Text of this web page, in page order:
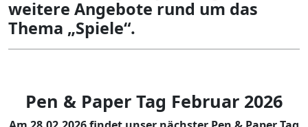
weitere Angebote rund um das
Thema „Spiele“.
Pen & Paper Tag Februar 2026